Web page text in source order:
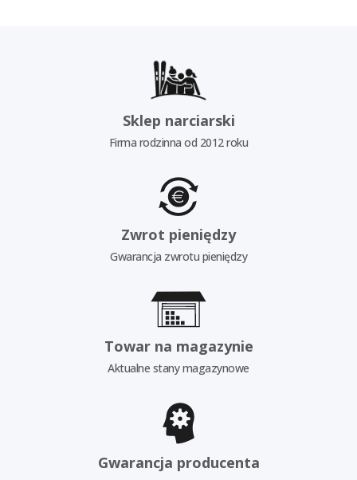
Sklep narciarski
Firma rodzinna od 2012 roku
Zwrot pieniędzy
Gwarancja zwrotu pieniędzy
Towar na magazynie
Aktualne stany magazynowe
Gwarancja producenta